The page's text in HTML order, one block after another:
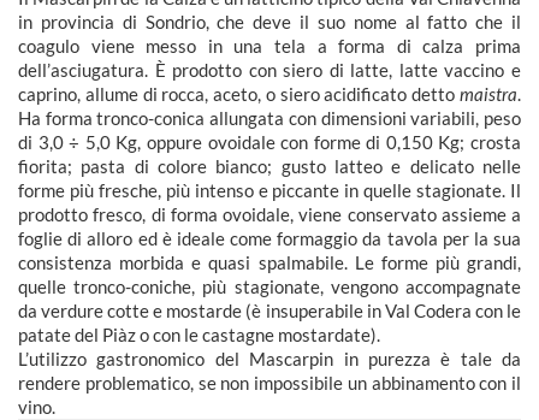
in provincia di Sondrio, che deve il suo nome al fatto che il
coagulo viene messo in una tela a forma di calza prima
dell’asciugatura. È prodotto con siero di latte, latte vaccino e
caprino, allume di rocca, aceto, o siero acidificato detto maistra.
Ha forma tronco-conica allungata con dimensioni variabili, peso
di 3,0 ÷ 5,0 Kg, oppure ovoidale con forme di 0,150 Kg; crosta
fiorita; pasta di colore bianco; gusto latteo e delicato nelle
forme più fresche, più intenso e piccante in quelle stagionate. Il
prodotto fresco, di forma ovoidale, viene conservato assieme a
foglie di alloro ed è ideale come formaggio da tavola per la sua
consistenza morbida e quasi spalmabile. Le forme più grandi,
quelle tronco-coniche, più stagionate, vengono accompagnate
da verdure cotte e mostarde (è insuperabile in Val Codera con le
patate del Piàz o con le castagne mostardate).
L’utilizzo gastronomico del Mascarpin in purezza è tale da
rendere problematico, se non impossibile un abbinamento con il
vino.